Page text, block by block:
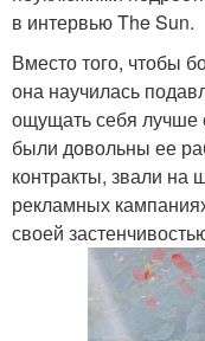
в интервью The Sun.
Вместо того, чтобы
она научилась
ощущать себя лучше
были довольны ее
контракты, звали на
рекламных
своей